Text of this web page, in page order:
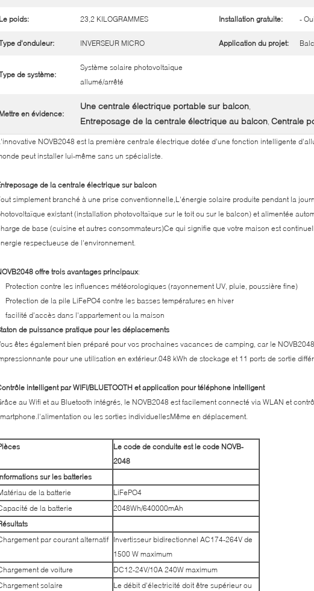
Le poids: 23,2 KILOGRAMMES Installation gratuite: -
d'onduleur: INVERSEUR MICRO Application du projet:
de système:
Système solaire photovoltaïque
allumé/arrêté
Mettre en évidence:
Une centrale électrique portable sur balcon,
Entreposage de la centrale électrique au balcon, Centrale
NOVB2048 est la première centrale électrique dotée d'une fonction intelligente
peut installer lui-même sans un spécialiste.
de la centrale électrique sur balcon
simplement branché à une prise conventionnelle,L'énergie solaire produite pendant la
existant (installation photovoltaïque sur le toit ou sur le balcon) et alimentée
de base (cuisine et autres consommateurs)Ce qui signifie que votre maison est
respectueuse de l'environnement.
offre trois avantages principaux:
Protection contre les influences météorologiques (rayonnement UV, pluie, poussière fine)
Protection de la pile LiFePO4 contre les basses températures en hiver
facilité d'accès dans l'appartement ou la maison
de puissance pratique pour les déplacements
êtes également bien préparé pour vos prochaines vacances de camping, car le
pour une utilisation en extérieur.048 kWh de stockage et 11 ports de sortie
intelligent par WIFI/BLUETOOTH et application pour téléphone intelligent
au Wifi et au Bluetooth intégrés, le NOVB2048 est facilement connecté via WLAN et
ou les sorties individuellesMême en déplacement.
Le code de conduite est le code NOVB-
2048
sur les batteries
de la batterie
LiFePO4
de la batterie
2048Wh/640000mAh
par courant alternatif
Invertisseur bidirectionnel AC174-264V de
1500 W maximum
de voiture
DC12-24V/10A 240W maximum
solaire
Le débit d'électricité doit être supérieur ou